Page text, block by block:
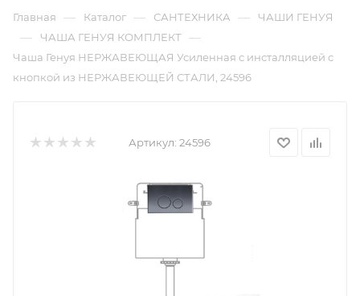
Главная — Каталог — САНТЕХНИКА — ЧАШИ ГЕНУЯ
— ЧАША ГЕНУЯ КОМПЛЕКТ —
Чаша Генуя НЕРЖАВЕЮЩАЯ Усиленная с инсталляцией с
кнопкой из НЕРЖАВЕЮЩЕЙ СТАЛИ, 24596
Артикул: 24596